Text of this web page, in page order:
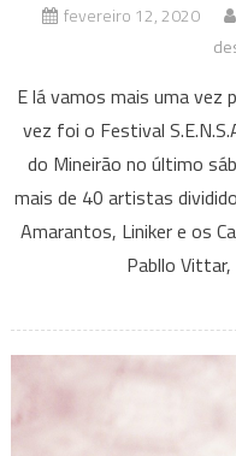
fevereiro 12, 2020
E lá vamos mais uma vez
vez foi o Festival
do Mineirão no último
mais de 40 artistas
Amarantos, Liniker e os
Pabllo